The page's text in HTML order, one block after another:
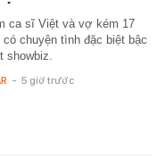
ca sĩ Việt và vợ kém 17
có chuyện tình đặc biệt bậc
showbiz.
- 5 giờ trước